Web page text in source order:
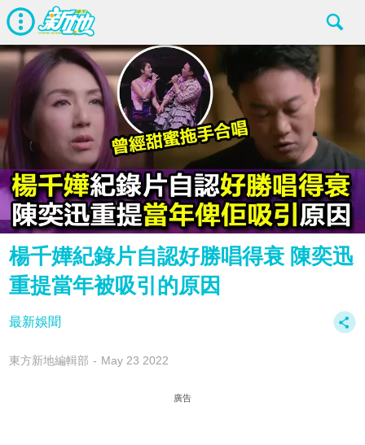
楊千嬅紀錄片自認好勝唱得衰 陳奕迅
重提當年被吸引的原因
最新娛聞
東方新地編輯部 May 23 2022
廣告